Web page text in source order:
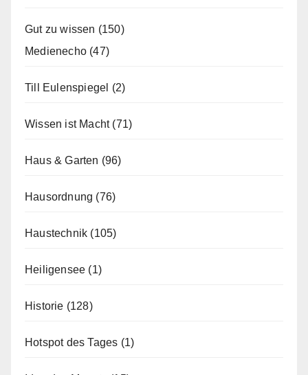
Gut zu wissen (150)
Medienecho (47)
Till Eulenspiegel (2)
Wissen ist Macht(71)
Haus & Garten (96)
Hausordnung (76)
Haustechnik (105)
Heiligensee (1)
Historie (128)
Hotspot des Tages (1)